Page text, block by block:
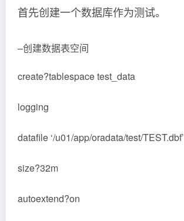
首先创建一个数据库作为测试。
–创建数据表空间
create?tablespace test_data
logging
datafile ‘/u01/app/oradata/test/TEST.dbf’
size?32m
autoextend?on